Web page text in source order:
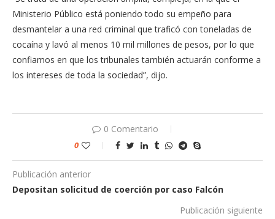
Ministerio Público está poniendo todo su empeño para
desmantelar a una red criminal que traficó con toneladas de
cocaína y lavó al menos 10 mil millones de pesos, por lo que
confiamos en que los tribunales también actuarán conforme a
los intereses de toda la sociedad”, dijo.
0 Comentario
0
Publicación anterior
Depositan solicitud de coerción por caso Falcón
Publicación siguiente